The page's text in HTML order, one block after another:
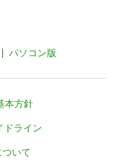
パソコン版
本方針
ドライン
いて